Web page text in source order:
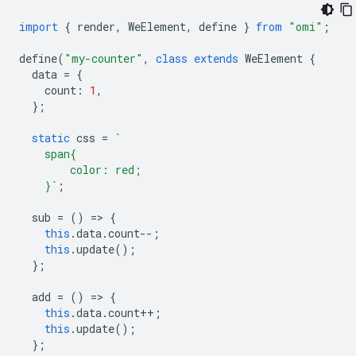
import { render, WeElement, define } from "omi" ;
define( "my-counter" , class extends WeElement {
data = {
count : 1 ,
};
static css =
`
    span{
        color: red;
    }`
;
sub = () => {
this .data.count-- ;
this .update();
};
add = () => {
this .data.count++ ;
this .update();
};